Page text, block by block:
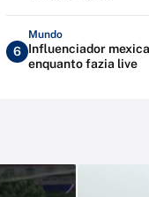
6
Mundo
Influenciador
enquanto fazia live